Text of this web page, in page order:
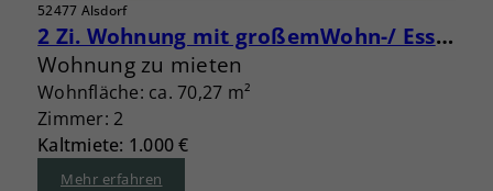
52477 Alsdorf
2 Zi. Wohnung mit großemWohn-/ Essbereich und Loggia
Wohnung zu mieten
Wohnfläche: ca. 70,27 m²
Zimmer: 2
Kaltmiete: 1.000 €
Mehr erfahren